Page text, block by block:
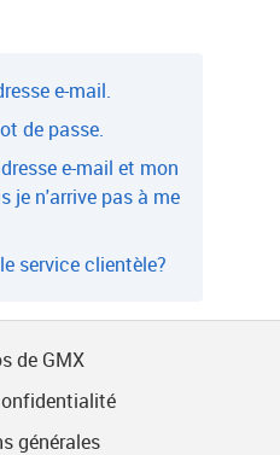
e-mail.
de passe.
e-mail et mon
je n'arrive pas à me
service clientèle?
de GMX
générales